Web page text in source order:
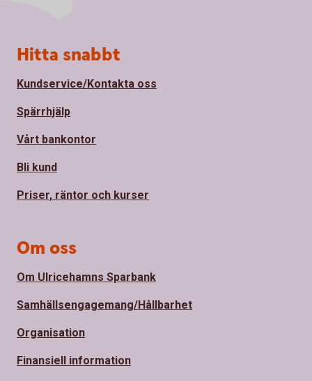
Sidfot
Hitta snabbt
Kundservice/Kontakta oss
Spärrhjälp
Vårt bankontor
Bli kund
Priser, räntor och kurser
Om oss
Om Ulricehamns Sparbank
Samhällsengagemang/Hållbarhet
Organisation
Finansiell information